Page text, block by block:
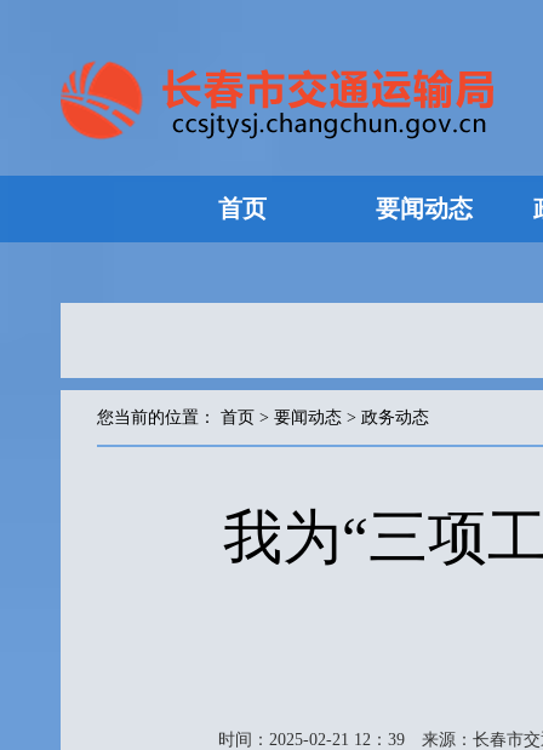
首页 要闻动态
您当前的位置： 首页 > 要闻动态 > 政务动态
我为“三项
时间：2025-02-21 12：39 来源：长春市